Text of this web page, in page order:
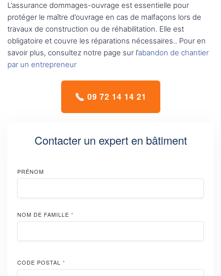
L’assurance dommages-ouvrage est essentielle pour
protéger le maître d’ouvrage en cas de malfaçons lors de
travaux de construction ou de réhabilitation. Elle est
obligatoire et couvre les réparations nécessaires.. Pour en
savoir plus, consultez notre page sur l’abandon de chantier
par un entrepreneur
09 72 14 14 21
Contacter un expert en bâtiment
PRÉNOM
NOM DE FAMILLE *
CODE POSTAL *